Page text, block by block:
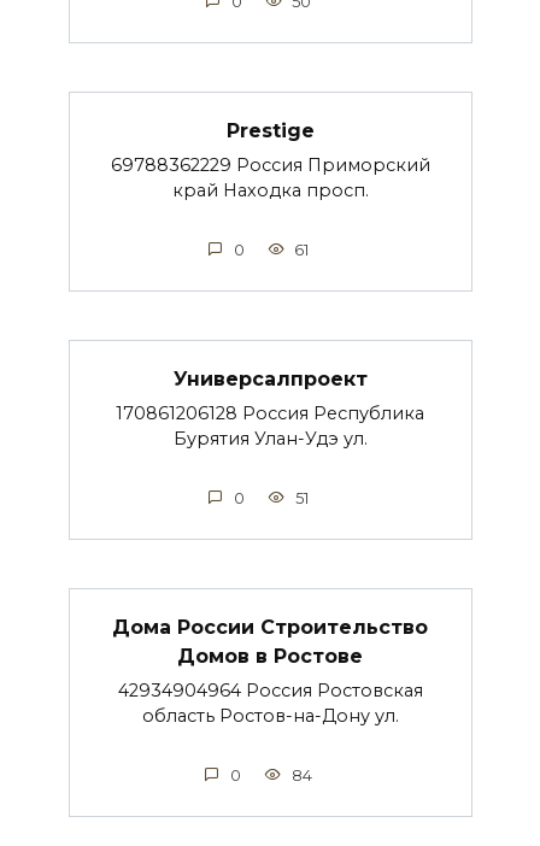
Prestige
69788362229 Россия Приморский
край Находка просп.
0 61
Универсалпроект
170861206128 Россия Республика
Бурятия Улан-Удэ ул.
0 51
Дома России Строительство
Домов в Ростове
42934904964 Россия Ростовская
область Ростов-на-Дону ул.
0 84